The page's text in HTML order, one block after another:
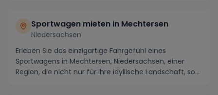
Sportwagen mieten in Mechtersen
Niedersachsen
Erleben Sie das einzigartige Fahrgefühl eines
Sportwagens in Mechtersen, Niedersachsen, einer
Region, die nicht nur für ihre idyllische Landschaft, so...